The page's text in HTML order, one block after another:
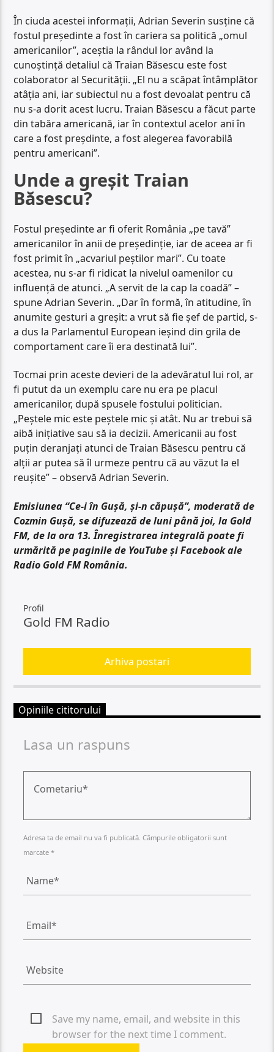
În ciuda acestei informații, Adrian Severin susține că
fostul președinte a fost în cariera sa politică „omul
americanilor”, aceștia la rândul lor având la
cunoștință detaliul că Traian Băsescu este fost
colaborator al Securității. „El nu a scăpat întâmplător
atâția ani, iar subiectul nu a fost devoalat pentru că
nu s-a dorit acest lucru. Traian Băsescu a făcut parte
din tabăra americană, iar în contextul acelor ani în
care a fost preșdinte, a fost alegerea favorabilă
pentru americani”.
Unde a greșit Traian
Băsescu?
Fostul președinte ar fi oferit România „pe tavă”
americanilor în anii de președinție, iar de aceea ar fi
fost primit în „acvariul peștilor mari”. Cu toate
acestea, nu s-ar fi ridicat la nivelul oamenilor cu
influență de atunci. „A servit de la cap la coadă” –
spune Adrian Severin. „Dar în formă, în atitudine, în
anumite gesturi a greșit: a vrut să fie șef de partid, s-
a dus la Parlamentul European ieșind din grila de
comportament care îi era destinată lui”.
Tocmai prin aceste devieri de la adevăratul lui rol, ar
fi putut da un exemplu care nu era pe placul
americanilor, după spusele fostului politician.
„Peștele mic este peștele mic și atât. Nu ar trebui să
aibă inițiative sau să ia decizii. Americanii au fost
puțin deranjați atunci de Traian Băsescu pentru că
alții ar putea să îl urmeze pentru că au văzut la el
reușite” – observă Adrian Severin.
Emisiunea “Ce-i în Gușă, și-n căpușă”, moderată de
Cozmin Gușă, se difuzează de luni până joi, la Gold
FM, de la ora 13. Înregistrarea integrală poate fi
urmărită pe paginile de YouTube și Facebook ale
Radio Gold FM România.
Profil
Gold FM Radio
Arhiva postari
Opiniile cititorului
Lasa un raspuns
Adresa ta de email nu va fi publicată. Câmpurile obligatorii sunt
marcate *
Save my name, email, and website in this
browser for the next time I comment.